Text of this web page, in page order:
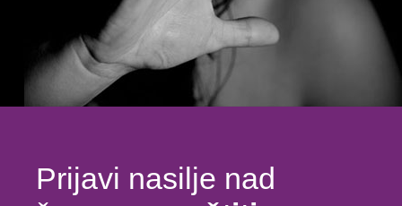
Prijavi nasilje nad